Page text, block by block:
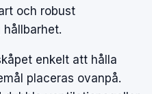
och robust
enkelt att hålla
placeras ovanpå.